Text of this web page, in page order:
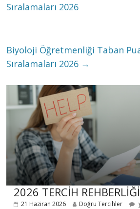
Sıralamaları 2026
Biyoloji Öğretmenliği Taban
Sıralamaları 2026 →
2026 TERCİH REHBERLİĞİ
21 Haziran 2026 Doğru Tercihler